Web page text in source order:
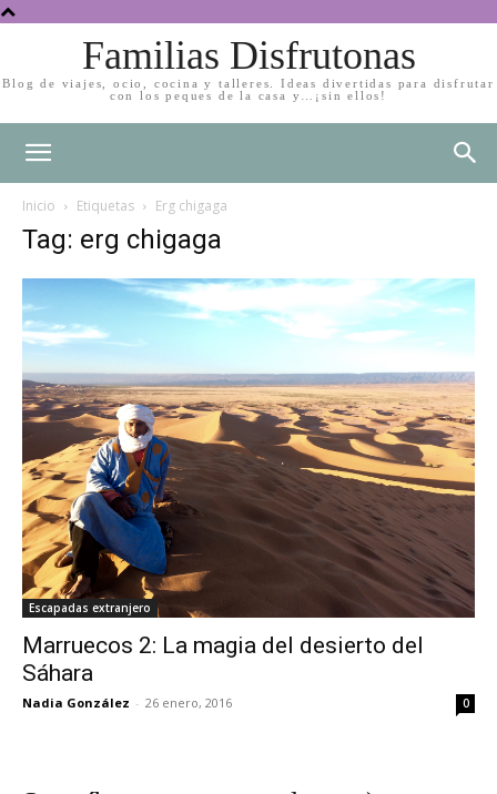
Familias Disfrutonas
Blog de viajes, ocio, cocina y talleres. Ideas divertidas para disfrutar
con los peques de la casa y…¡sin ellos!
Inicio Etiquetas Erg chigaga
Tag: erg chigaga
Escapadas extranjero
Marruecos 2: La magia del desierto del
Sáhara
Nadia González - 26 enero, 2016 0